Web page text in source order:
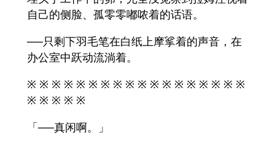
自己的侧脸、孤零零嘟哝着的话语。
──只剩下羽毛笔在白纸上摩挲着的声音，在
办公室中跃动流淌着。
※ ※ ※ ※ ※ ※ ※ ※ ※ ※ ※ ※ ※ ※ ※ ※ ※ ※
※ ※ ※ ※ ※
「──真闲啊。」